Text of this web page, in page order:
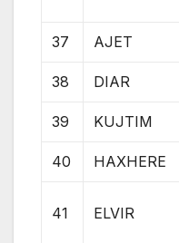
37 AJET
38 DIAR
39 KUJTIM
40 HAXHERE
41 ELVIR